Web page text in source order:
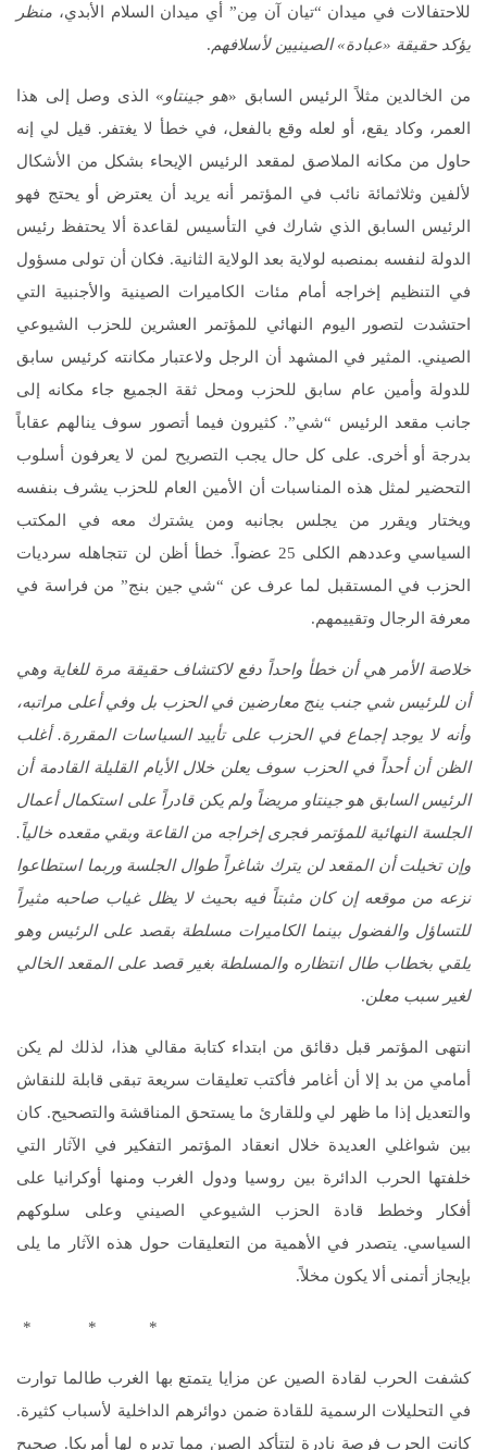
للاحتفالات في ميدان “تيان آن مِن” أي ميدان السلام الأبدي، منظر
يؤكد حقيقة «عبادة» الصينيين لأسلافهم.
من الخالدين مثلاً الرئيس السابق «هو جينتاو» الذى وصل إلى هذا
العمر، وكاد يقع، أو لعله وقع بالفعل، في خطأ لا يغتفر. قيل لي إنه
حاول من مكانه الملاصق لمقعد الرئيس الإيحاء بشكل من الأشكال
لألفين وثلاثمائة نائب في المؤتمر أنه يريد أن يعترض أو يحتج فهو
الرئيس السابق الذي شارك في التأسيس لقاعدة ألا يحتفظ رئيس
الدولة لنفسه بمنصبه لولاية بعد الولاية الثانية. فكان أن تولى مسؤول
في التنظيم إخراجه أمام مئات الكاميرات الصينية والأجنبية التي
احتشدت لتصور اليوم النهائي للمؤتمر العشرين للحزب الشيوعي
الصيني. المثير في المشهد أن الرجل ولاعتبار مكانته كرئيس سابق
للدولة وأمين عام سابق للحزب ومحل ثقة الجميع جاء مكانه إلى
جانب مقعد الرئيس “شي”. كثيرون فيما أتصور سوف ينالهم عقاباً
بدرجة أو أخرى. على كل حال يجب التصريح لمن لا يعرفون أسلوب
التحضير لمثل هذه المناسبات أن الأمين العام للحزب يشرف بنفسه
ويختار ويقرر من يجلس بجانبه ومن يشترك معه في المكتب
السياسي وعددهم الكلى 25 عضواً. خطأ أظن لن تتجاهله سرديات
الحزب في المستقبل لما عرف عن “شي جين بنج” من فراسة في
معرفة الرجال وتقييمهم.
خلاصة الأمر هي أن خطأ واحداً دفع لاكتشاف حقيقة مرة للغاية وهي
أن للرئيس شي جنب ينج معارضين في الحزب بل وفي أعلى مراتبه،
وأنه لا يوجد إجماع في الحزب على تأييد السياسات المقررة. أغلب
الظن أن أحداً في الحزب سوف يعلن خلال الأيام القليلة القادمة أن
الرئيس السابق هو جينتاو مريضاً ولم يكن قادراً على استكمال أعمال
الجلسة النهائية للمؤتمر فجرى إخراجه من القاعة وبقي مقعده خالياً.
وإن تخيلت أن المقعد لن يترك شاغراً طوال الجلسة وربما استطاعوا
نزعه من موقعه إن كان مثبتاً فيه بحيث لا يظل غياب صاحبه مثيراً
للتساؤل والفضول بينما الكاميرات مسلطة بقصد على الرئيس وهو
يلقي بخطاب طال انتظاره والمسلطة بغير قصد على المقعد الخالي
لغير سبب معلن.
انتهى المؤتمر قبل دقائق من ابتداء كتابة مقالي هذا، لذلك لم يكن
أمامي من بد إلا أن أغامر فأكتب تعليقات سريعة تبقى قابلة للنقاش
والتعديل إذا ما ظهر لي وللقارئ ما يستحق المناقشة والتصحيح. كان
بين شواغلي العديدة خلال انعقاد المؤتمر التفكير في الآثار التي
خلفتها الحرب الدائرة بين روسيا ودول الغرب ومنها أوكرانيا على
أفكار وخطط قادة الحزب الشيوعي الصيني وعلى سلوكهم
السياسي. يتصدر في الأهمية من التعليقات حول هذه الآثار ما يلى
بإيجاز أتمنى ألا يكون مخلاً.
* * *
كشفت الحرب لقادة الصين عن مزايا يتمتع بها الغرب طالما توارت
في التحليلات الرسمية للقادة ضمن دوائرهم الداخلية لأسباب كثيرة.
كانت الحرب فرصة نادرة لتتأكد الصين مما تدبره لها أمريكا. صحيح